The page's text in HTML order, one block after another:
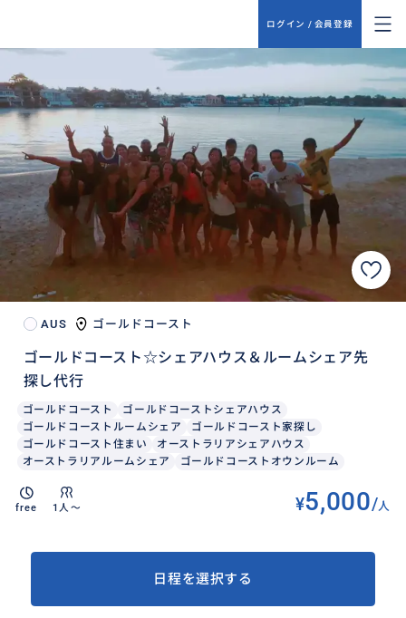
ログイン / 会員登録
AUS ゴールドコースト
ゴールドコースト☆シェアハウス＆ルームシェア先
探し代行
ゴールドコースト
ゴールドコーストシェアハウス
ゴールドコーストルームシェア
ゴールドコースト家探し
ゴールドコースト住まい
オーストラリアシェアハウス
オーストラリアルームシェア
ゴールドコーストオウンルーム
free 1人〜 ¥5,000/人
日程を選択する